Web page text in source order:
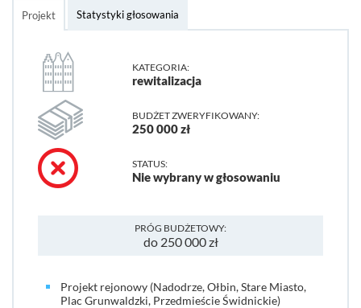
Projekt Statystyki głosowania
KATEGORIA:
rewitalizacja
BUDŻET ZWERYFIKOWANY:
250 000 zł
STATUS:
Nie wybrany w głosowaniu
PRÓG BUDŻETOWY:
do 250 000 zł
Projekt rejonowy (Nadodrze, Ołbin, Stare Miasto,
Plac Grunwaldzki, Przedmieście Świdnickie)